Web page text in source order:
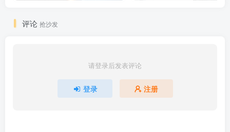
评论 抢沙发
请登录后发表评论
登录 注册